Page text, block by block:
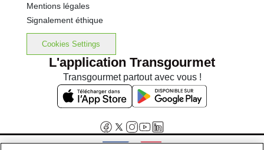
Mentions légales
Signalement éthique
Cookies Settings
L'application Transgourmet
Transgourmet partout avec vous !